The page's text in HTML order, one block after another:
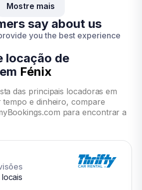
Mostre mais
say about us
you the best experience
locação de
Fénix
das principais locadoras em
tempo e dinheiro, compare
para encontrar a